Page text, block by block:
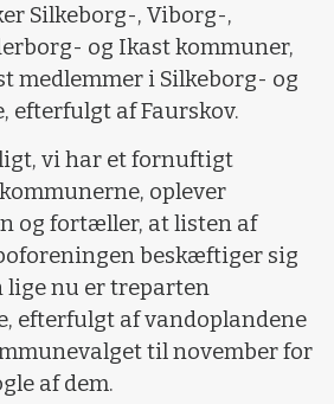
Silkeborg-, Viborg-,
og Ikast kommuner,
medlemmer i Silkeborg- og
efterfulgt af Faurskov.
vi har et fornuftigt
oplever
og fortæller, at listen af
beskæftiger sig
lige nu er treparten
efterfulgt af vandoplandene
til november for
af dem.